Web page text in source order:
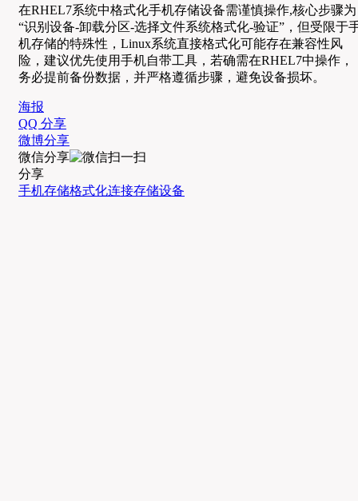
在RHEL7系统中格式化手机存储设备需谨慎操作,核心步骤为
“识别设备-卸载分区-选择文件系统格式化-验证”，但受限于
机存储的特殊性，Linux系统直接格式化可能存在兼容性风
险，建议优先使用手机自带工具，若确需在RHEL7中操作，
务必提前备份数据，并严格遵循步骤，避免设备损坏。
海报
QQ 分享
微博分享
微信分享
分享
手机存储格式化连接存储设备